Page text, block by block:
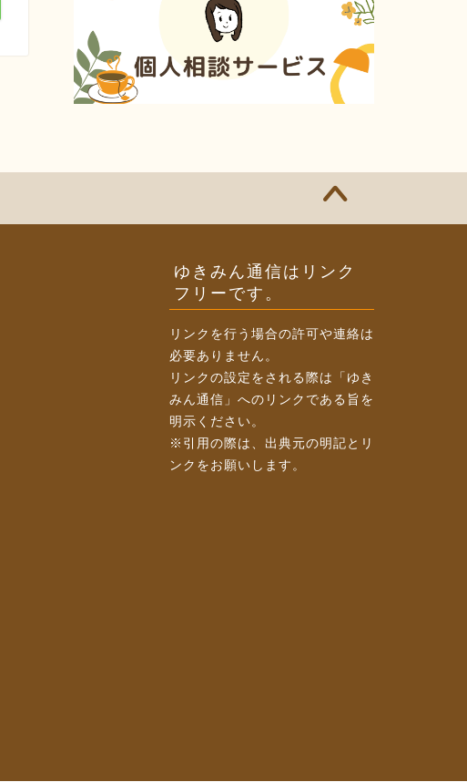
ゆきみん通信はリンク
フリーです。
リンクを行う場合の許可や連絡は
必要ありません。
リンクの設定をされる際は「ゆき
みん通信」へのリンクである旨を
明示ください。
※引用の際は、出典元の明記とリ
ンクをお願いします。